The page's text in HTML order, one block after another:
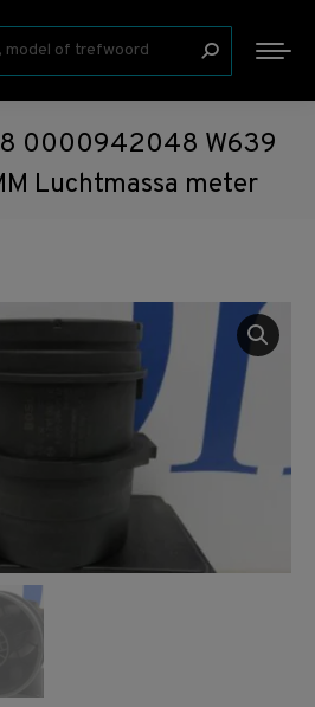
0000942048 W639
Luchtmassa meter